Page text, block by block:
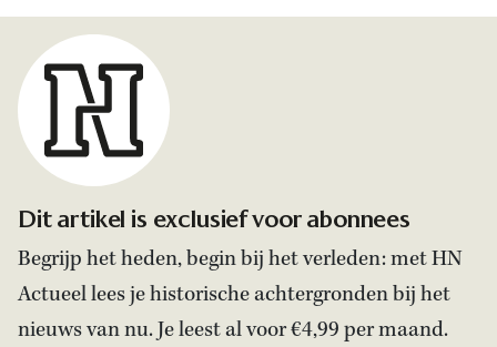
Dit artikel is exclusief voor abonnees
Begrijp het heden, begin bij het verleden: met HN
Actueel lees je historische achtergronden bij het
nieuws van nu. Je leest al voor €4,99 per maand.